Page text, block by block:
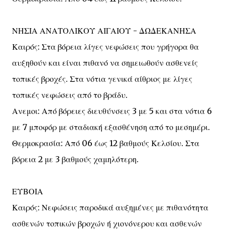
ΝΗΣΙΑ ΑΝΑΤΟΛΙΚΟΥ ΑΙΓΑΙΟΥ - ΔΩΔΕΚΑΝΗΣΑ
Καιρός: Στα βόρεια λίγες νεφώσεις που γρήγορα θα
αυξηθούν και είναι πιθανό να σημειωθούν ασθενείς
τοπικές βροχές. Στα νότια γενικά αίθριος με λίγες
τοπικές νεφώσεις από το βράδυ.
Ανεμοι: Από βόρειες διευθύνσεις 3 με 5 και στα νότια 6
με 7 μποφόρ με σταδιακή εξασθένηση από το μεσημέρι.
Θερμοκρασία: Από 06 έως 12 βαθμούς Κελσίου. Στα
βόρεια 2 με 3 βαθμούς χαμηλότερη.
ΕΥΒΟΙΑ
Καιρός: Νεφώσεις παροδικά αυξημένες με πιθανότητα
ασθενών τοπικών βροχών ή χιονόνερου και ασθενών